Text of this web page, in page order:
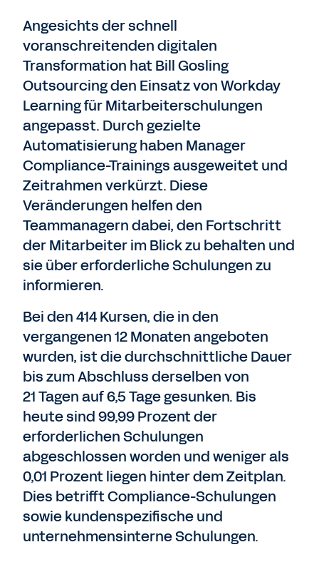
Angesichts der schnell
voranschreitenden digitalen
Transformation hat Bill Gosling
Outsourcing den Einsatz von Workday
Learning für Mitarbeiterschulungen
angepasst. Durch gezielte
Automatisierung haben Manager
Compliance-Trainings ausgeweitet und
Zeitrahmen verkürzt. Diese
Veränderungen helfen den
Teammanagern dabei, den Fortschritt
der Mitarbeiter im Blick zu behalten und
sie über erforderliche Schulungen zu
informieren.
Bei den 414 Kursen, die in den
vergangenen 12 Monaten angeboten
wurden, ist die durchschnittliche Dauer
bis zum Abschluss derselben von
21 Tagen auf 6,5 Tage gesunken. Bis
heute sind 99,99 Prozent der
erforderlichen Schulungen
abgeschlossen worden und weniger als
0,01 Prozent liegen hinter dem Zeitplan.
Dies betrifft Compliance-Schulungen
sowie kundenspezifische und
unternehmensinterne Schulungen.